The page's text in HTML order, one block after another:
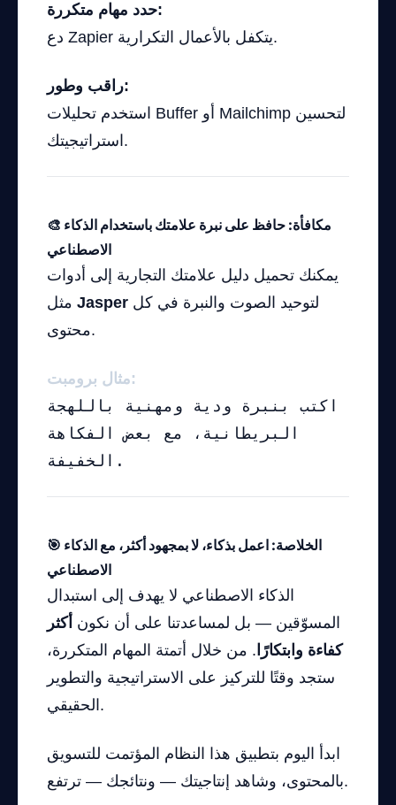
حدد مهام متكررة:
دع Zapier يتكفل بالأعمال التكرارية.
راقب وطور:
استخدم تحليلات Buffer أو Mailchimp لتحسين
استراتيجيتك.
🎨 مكافأة: حافظ على نبرة علامتك باستخدام الذكاء
الاصطناعي
يمكنك تحميل دليل علامتك التجارية إلى أدوات
Jasper
محتوى.
مثال برومبت:
اكتب بنبرة ودية ومهنية باللهجة
البريطانية، مع بعض الفكاهة
الخفيفة.
🎯 الخلاصة: اعمل بذكاء، لا بمجهود أكثر، مع الذكاء
الاصطناعي
الذكاء الاصطناعي لا يهدف إلى استبدال
المسوّقين — بل لمساعدتنا على أن نكون أكثر
كفاءة وابتكارًا . من خلال أتمتة المهام المتكررة،
ستجد وقتًا للتركيز على الاستراتيجية والتطوير
الحقيقي.
ابدأ اليوم بتطبيق هذا النظام المؤتمت للتسويق
بالمحتوى، وشاهد إنتاجيتك — ونتائجك — ترتفع.